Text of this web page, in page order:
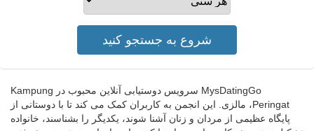
MysDatingGo سرویس دوستیابی آنلاین محبوب در Kampung
Peringat، مالزی. این انجمن به کاربران کمک می کند تا با دوستانی از
پایگاه عظیمی از مردان و زنان آشنا شوند، یکدیگر را بشناسند، خانواده